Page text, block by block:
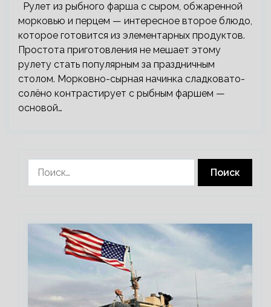
Рулет из рыбного фарша с сыром, обжаренной
морковью и перцем — интересное второе блюдо,
которое готовится из элементарных продуктов.
Простота приготовления не мешает этому
рулету стать популярным за праздничным
столом. Морковно-сырная начинка сладковато-
солёно контрастирует с рыбным фаршем —
основой…